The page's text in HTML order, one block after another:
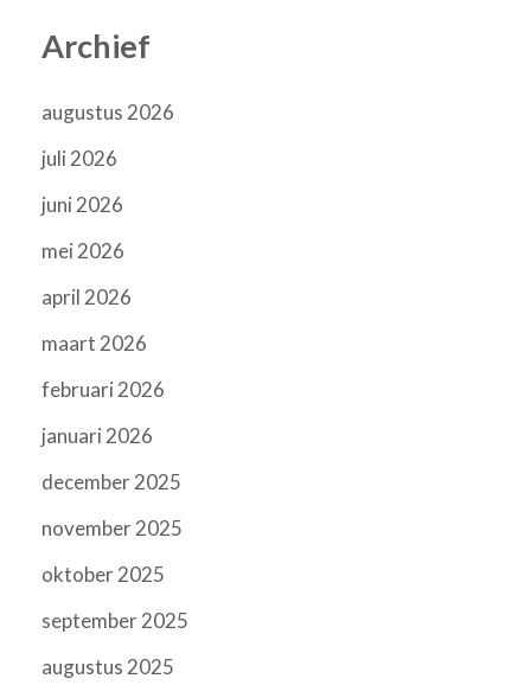
Archief
augustus 2026
juli 2026
juni 2026
mei 2026
april 2026
maart 2026
februari 2026
januari 2026
december 2025
november 2025
oktober 2025
september 2025
augustus 2025